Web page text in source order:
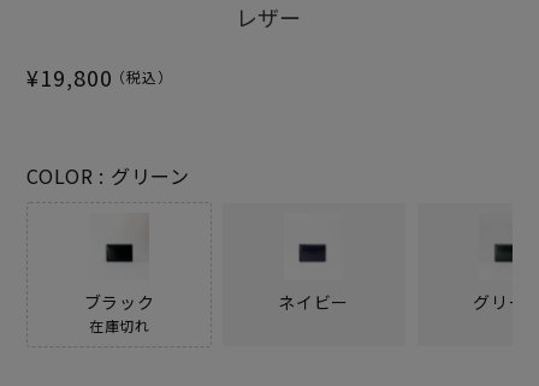
レザー
¥19,800
COLOR グリーン
ブラック
在庫切れ
ネイビー グリー